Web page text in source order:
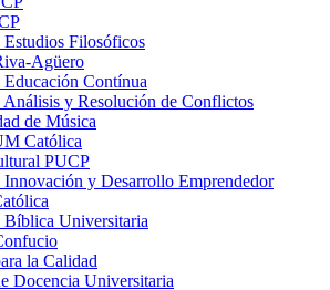
Estudios Filosóficos
Agüero
Educación Contínua
Análisis y Resolución de Conflictos
de Música
Católica
PUCP
Innovación y Desarrollo Emprendedor
Bíblica Universitaria
la Calidad
Docencia Universitaria